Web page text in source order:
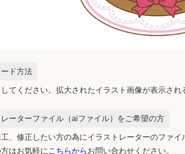
ド方法
てください。拡大されたイラスト画像が表示され
ーターファイル（aiファイル）をご希望の方
、修正したい方の為にイラストレーターのファ
はお気軽に こちらからお問い合わせください。